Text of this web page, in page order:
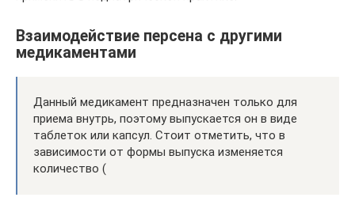
Взаимодействие персена с другими
медикаментами
Данный медикамент предназначен только для
приема внутрь, поэтому выпускается он в виде
таблеток или капсул. Стоит отметить, что в
зависимости от формы выпуска изменяется
количество (